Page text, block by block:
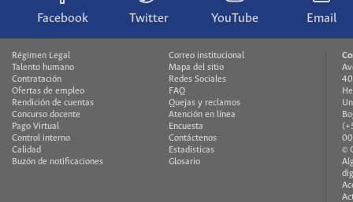
Facebook Twitter YouTube Email
Régimen Legal
Talento humano
Contratación
Ofertas de empleo
Rendición de cuentas
Concurso docente
Pago Virtual
Control interno
Calidad
Buzón de notificaciones
Correo institucional
Mapa del sitio
Redes Sociales
FAQ
Quejas y reclamos
Atención en línea
Encuesta
Contáctenos
Estadísticas
Glosario
©